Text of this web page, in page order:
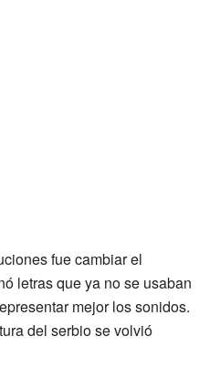
fue cambiar el
letras que ya no se usaban
mejor los sonidos.
del serbio se volvió